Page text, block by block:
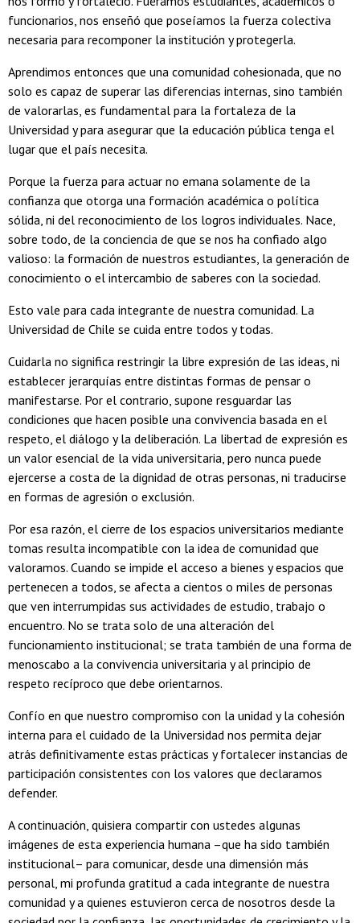
funcionarios, nos enseñó que poseíamos la fuerza colectiva
necesaria para recomponer la institución y protegerla.
Aprendimos entonces que una comunidad cohesionada, que no
solo es capaz de superar las diferencias internas, sino también
de valorarlas, es fundamental para la fortaleza de la
Universidad y para asegurar que la educación pública tenga el
lugar que el país necesita.
Porque la fuerza para actuar no emana solamente de la
confianza que otorga una formación académica o política
sólida, ni del reconocimiento de los logros individuales. Nace,
sobre todo, de la conciencia de que se nos ha confiado algo
valioso: la formación de nuestros estudiantes, la generación de
conocimiento o el intercambio de saberes con la sociedad.
Esto vale para cada integrante de nuestra comunidad. La
Universidad de Chile se cuida entre todos y todas.
Cuidarla no significa restringir la libre expresión de las ideas, ni
establecer jerarquías entre distintas formas de pensar o
manifestarse. Por el contrario, supone resguardar las
condiciones que hacen posible una convivencia basada en el
respeto, el diálogo y la deliberación. La libertad de expresión es
un valor esencial de la vida universitaria, pero nunca puede
ejercerse a costa de la dignidad de otras personas, ni traducirse
en formas de agresión o exclusión.
Por esa razón, el cierre de los espacios universitarios mediante
tomas resulta incompatible con la idea de comunidad que
valoramos. Cuando se impide el acceso a bienes y espacios que
pertenecen a todos, se afecta a cientos o miles de personas
que ven interrumpidas sus actividades de estudio, trabajo o
encuentro. No se trata solo de una alteración del
funcionamiento institucional; se trata también de una forma de
menoscabo a la convivencia universitaria y al principio de
respeto recíproco que debe orientarnos.
Confío en que nuestro compromiso con la unidad y la cohesión
interna para el cuidado de la Universidad nos permita dejar
atrás definitivamente estas prácticas y fortalecer instancias de
participación consistentes con los valores que declaramos
defender.
A continuación, quisiera compartir con ustedes algunas
imágenes de esta experiencia humana –que ha sido también
institucional– para comunicar, desde una dimensión más
personal, mi profunda gratitud a cada integrante de nuestra
comunidad y a quienes estuvieron cerca de nosotros desde la